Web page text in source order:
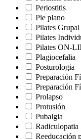
Periostitis
Pie plano
Pilates Grupal
Pilates
Pilates ON-
Plagiocefalia
Posturologia
Preparación
Preparación
Prolapso
Protusión
Pubalgia
Radiculopatia
Reeducación